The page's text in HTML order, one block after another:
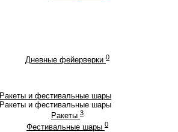
Дневные фейерверки 0
Ракеты и фестивальные шары
Ракеты и фестивальные шары
Ракеты 3
Фестивальные шары 0